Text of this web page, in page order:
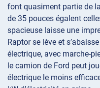
font quasiment partie de
de 35 pouces égalent
spacieuse laisse une
Raptor se lève et
électrique, avec marche-
le camion de Ford peut
électrique le moins